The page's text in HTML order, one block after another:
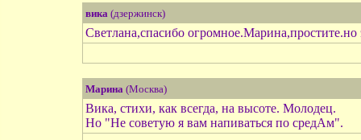
вика(дзержинск)
Светлана,спасибо огромное.Марина,простите.но
Марина(Москва)
Вика, стихи, как всегда, на высоте. Молодец.
Но "Не советую я вам напиваться по средАм".